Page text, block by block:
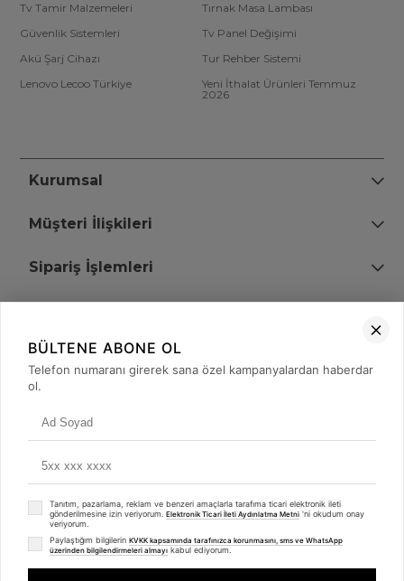
Tv Tamir Malzemeleri
Tırnak Masa Lambası
Güvenlik Sistemleri
Tv Panel Değişimi
Akü Şarj Cihazı
Tur Rehber Sistemi
Lenovo Lecoo Türkiye
Yeni İthalat Ürünleri Temmuz
2026
Kurumsal
Müşteri İlişkileri
Sipariş İşlemleri
+90 (850) 473 08 08
© 2008 - 2026merterelektronik.com
Whatsapp
BÜLTENE ABONE OL
Telefon numaranı girerek sana özel kampanyalardan haberdar
ol.
Tanıtım, pazarlama, reklam ve benzeri amaçlarla tarafıma ticari elektronik ileti
gönderilmesine izin veriyorum. Elektronik Ticari İleti Aydınlatma Metni 'ni okudum onay
veriyorum.
Paylaştığım bilgilerin KVKK kapsamında tarafınızca korunmasını, sms ve WhatsApp
üzerinden bilgilendirmeleri almayı kabul ediyorum.